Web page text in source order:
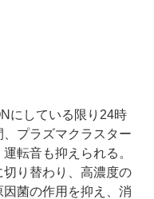
にしている限り24時
プラズマクラスター
転音も抑えられる。
り替わり、高濃度の
菌の作用を抑え、消